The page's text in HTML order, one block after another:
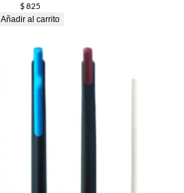
$825
Añadir al carrito